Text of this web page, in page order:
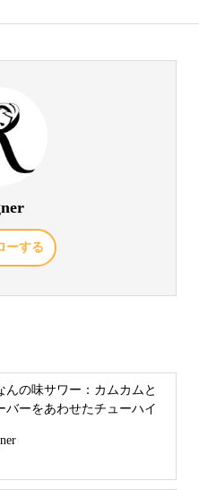
ーする
んの味サワー：カムカムと
バーをあわせたチューハイ